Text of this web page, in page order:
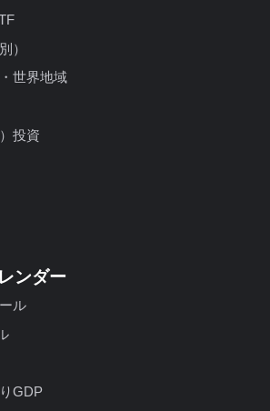
）
世界地域
投資
ンダー
ル
GDP